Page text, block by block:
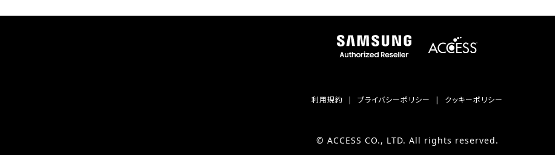
利用規約 プライバシーポリシー クッキーポリシー
© ACCESS CO., LTD. All rights reserved.